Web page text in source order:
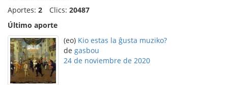
Aportes: 2 Clics: 20487
Último aporte
(eo) Kio estas la ĝusta muziko?
de gasbou
24 de noviembre de 2020